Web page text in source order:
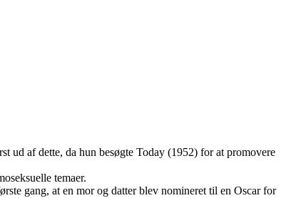
ud af dette, da hun besøgte Today (1952) for at promovere
temaer.
gang, at en mor og datter blev nomineret til en Oscar for